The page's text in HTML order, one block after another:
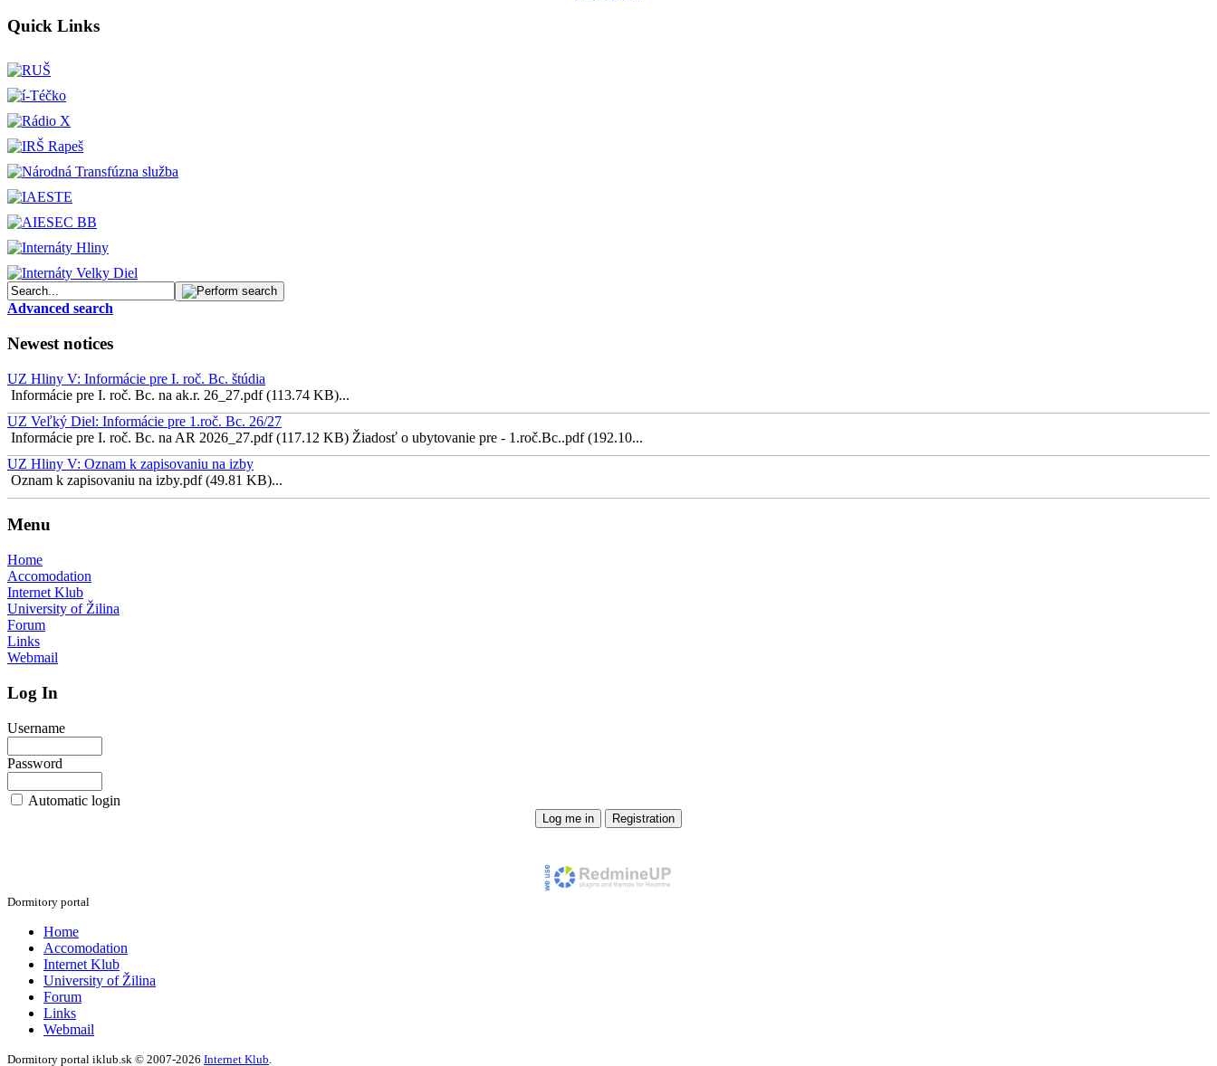
Quick Links
Advanced search
Newest notices
UZ Hliny V: Informácie pre I. roč. Bc. štúdia
Informácie pre I. roč. Bc. na ak.r. 26_27.pdf (113.74 KB)...
UZ Veľký Diel: Informácie pre 1.roč. Bc. 26/27
Informácie pre I. roč. Bc. na AR 2026_27.pdf (117.12 KB) Žiadosť o ubytovanie pre - 1.roč.Bc..pdf (192.10...
UZ Hliny V: Oznam k zapisovaniu na izby
Oznam k zapisovaniu na izby.pdf (49.81 KB)...
Menu
Home
Accomodation
Internet Klub
University of Žilina
Forum
Links
Webmail
Log In
Username
Password
Automatic login
Dormitory portal
Home
Accomodation
Internet Klub
University of Žilina
Forum
Links
Webmail
Dormitory portal iklub.sk © 2007-2026 Internet Klub